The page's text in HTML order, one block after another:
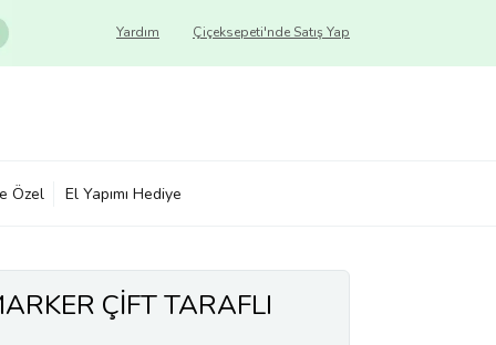
Çiçeksepeti'nde Satış Yap
Yardım
Özel El Yapımı Hediye
ÇİFT TARAFLI